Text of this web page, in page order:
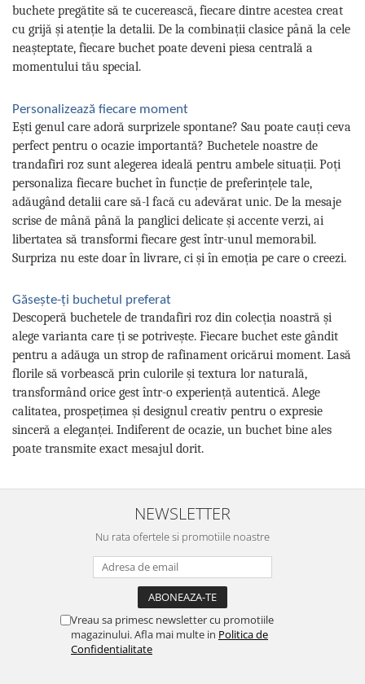
buchete pregătite să te cucerească, fiecare dintre acestea creat
cu grijă și atenție la detalii. De la combinații clasice până la cele
neașteptate, fiecare buchet poate deveni piesa centrală a
momentului tău special.
Personalizează fiecare moment
Ești genul care adoră surprizele spontane? Sau poate cauți ceva
perfect pentru o ocazie importantă? Buchetele noastre de
trandafiri roz sunt alegerea ideală pentru ambele situații. Poți
personaliza fiecare buchet în funcție de preferințele tale,
adăugând detalii care să-l facă cu adevărat unic. De la mesaje
scrise de mână până la panglici delicate și accente verzi, ai
libertatea să transformi fiecare gest într-unul memorabil.
Surpriza nu este doar în livrare, ci și în emoția pe care o creezi.
Găsește-ți buchetul preferat
Descoperă buchetele de trandafiri roz din colecția noastră și
alege varianta care ți se potrivește. Fiecare buchet este gândit
pentru a adăuga un strop de rafinament oricărui moment. Lasă
florile să vorbească prin culorile și textura lor naturală,
transformând orice gest într-o experiență autentică. Alege
calitatea, prospețimea și designul creativ pentru o expresie
sinceră a eleganței. Indiferent de ocazie, un buchet bine ales
poate transmite exact mesajul dorit.
NEWSLETTER
Nu rata ofertele si promotiile noastre
Vreau sa primesc newsletter cu promotiile
magazinului. Afla mai multe in Politica de
Confidentialitate